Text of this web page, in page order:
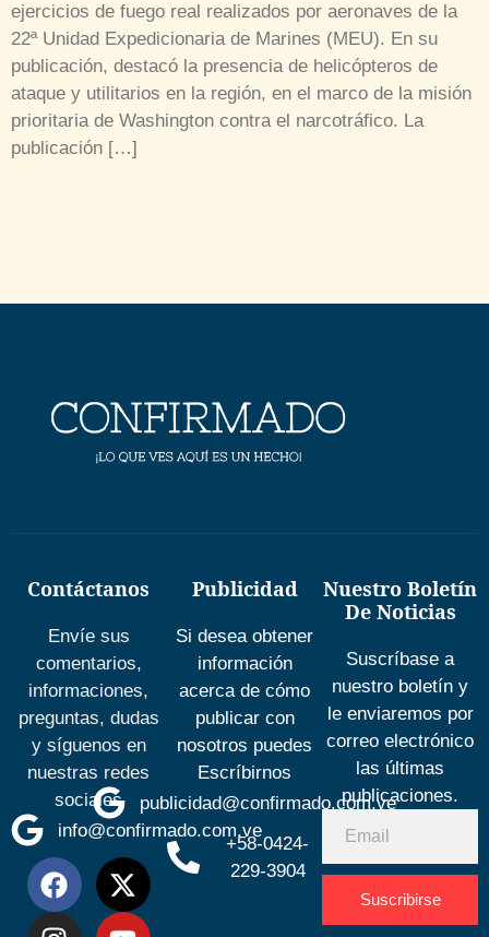
ejercicios de fuego real realizados por aeronaves de la
22ª Unidad Expedicionaria de Marines (MEU). En su
publicación, destacó la presencia de helicópteros de
ataque y utilitarios en la región, en el marco de la misión
prioritaria de Washington contra el narcotráfico. La
publicación […]
Contáctanos
Envíe sus
comentarios,
informaciones,
preguntas, dudas
y síguenos en
nuestras redes
sociales
info@confirmado.com.ve
Publicidad
Si desea obtener
información
acerca de cómo
publicar con
nosotros puedes
Escríbirnos
publicidad@confirmado.com.ve
+58-0424-
229-3904
Nuestro Boletín
De Noticias
Suscríbase a
nuestro boletín y
le enviaremos por
correo electrónico
las últimas
publicaciones.
Suscribirse